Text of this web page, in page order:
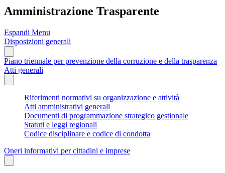
Amministrazione Trasparente
Espandi Menu
Disposizioni generali
Piano triennale per prevenzione della corruzione e della trasparenza
Atti generali
Riferimenti normativi su organizzazione e attività
Atti amministrativi generali
Documenti di programmazione strategico gestionale
Statuti e leggi regionali
Codice disciplinare e codice di condotta
Oneri informativi per cittadini e imprese